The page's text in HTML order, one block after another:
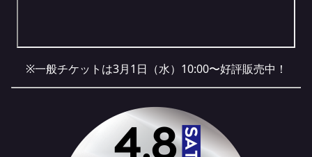
※一般チケットは3月1日（水）10:00〜好評販売中！